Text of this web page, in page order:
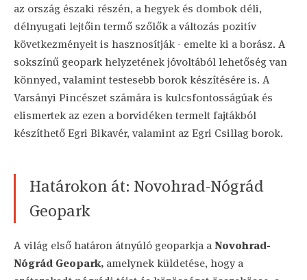
az ország északi részén, a hegyek és dombok déli,
délnyugati lejtőin termő szőlők a változás pozitív
következményeit is hasznosítják - emelte ki a borász. A
sokszínű geopark helyzetének jóvoltából lehetőség van
könnyed, valamint testesebb borok készítésére is. A
Varsányi Pincészet számára is kulcsfontosságúak és
elismertek az ezen a borvidéken termelt fajtákból
készíthető Egri Bikavér, valamint az Egri Csillag borok.
Határokon át: Novohrad-Nógrád
Geopark
A világ első határon átnyúló geoparkja aNovohrad-
Nógrád Geopark, amelynek küldetése, hogy a